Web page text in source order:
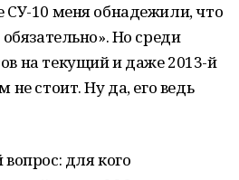
СУ-10 меня обнадежили, что
Но среди
на текущий и даже 2013-й
не стоит. Ну да, его ведь
для кого